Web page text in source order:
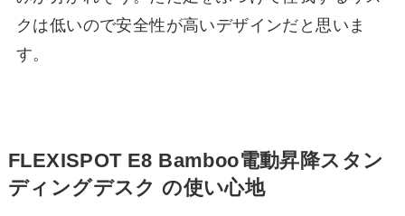
クは低いので安全性が高いデザインだと思いま
す。
FLEXISPOT E8 Bamboo電動昇降スタン
ディングデスク の使い心地